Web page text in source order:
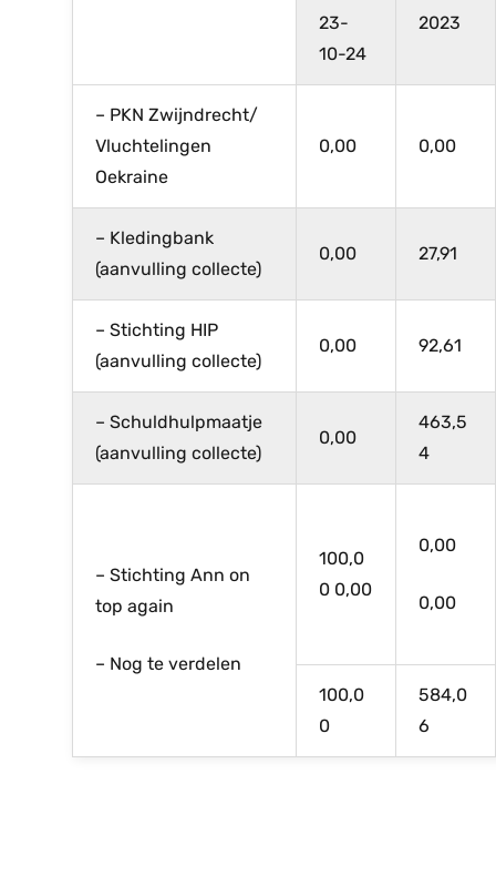
23-
10-24
2023
– PKN Zwijndrecht/
Vluchtelingen
Oekraine
0,00 0,00
– Kledingbank
(aanvulling collecte)
0,00 27,91
– Stichting HIP
(aanvulling collecte)
0,00 92,61
– Schuldhulpmaatje
(aanvulling collecte)
0,00
463,5
4
– Stichting Ann on
top again
– Nog te verdelen
100,0
0 0,00
0,00
0,00
100,0
0
584,0
6